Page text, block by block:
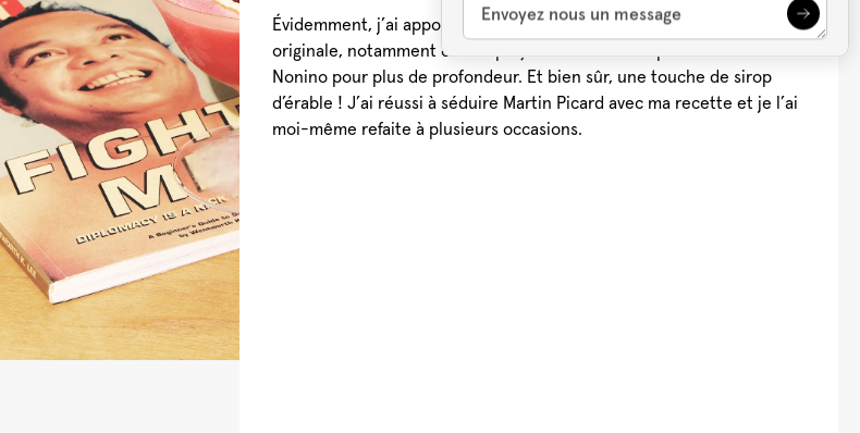
Évidemment, j’ai apporté quelques modifications à la recette
originale, notamment en remplaçant le Cointreau par de l’amaro
Nonino pour plus de profondeur. Et bien sûr, une touche de sirop
d’érable ! J’ai réussi à séduire Martin Picard avec ma recette et je l’ai
moi-même refaite à plusieurs occasions.
Cocktail Festif à la
Grenade
Léopard En Ski
Tonic (Boire le
Québec)
Lait de Poule
Québécois
Voir plus